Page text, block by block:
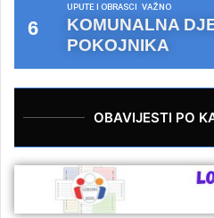
UPUTE I OBRASCI VAŽNO
KOMUNALNA
POKOJNIKA
OBAVIJESTI PO